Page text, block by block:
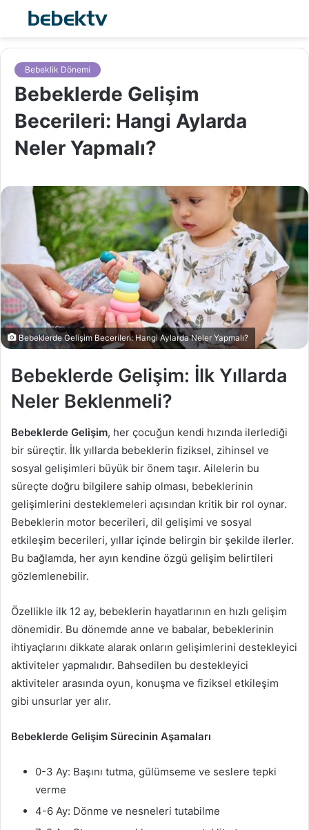
Bebeklik Dönemi
Bebeklerde Gelişim
Becerileri: Hangi Aylarda
Neler Yapmalı?
Bebeklerde Gelişim Becerileri: Hangi Aylarda Neler Yapmalı?
Bebeklerde Gelişim: İlk Yıllarda
Neler Beklenmeli?
Bebeklerde Gelişim, her çocuğun kendi hızında ilerlediği
bir süreçtir. İlk yıllarda bebeklerin fiziksel, zihinsel ve
sosyal gelişimleri büyük bir önem taşır. Ailelerin bu
süreçte doğru bilgilere sahip olması, bebeklerinin
gelişimlerini desteklemeleri açısından kritik bir rol oynar.
Bebeklerin motor becerileri, dil gelişimi ve sosyal
etkileşim becerileri, yıllar içinde belirgin bir şekilde ilerler.
Bu bağlamda, her ayın kendine özgü gelişim belirtileri
gözlemlenebilir.
Özellikle ilk 12 ay, bebeklerin hayatlarının en hızlı gelişim
dönemidir. Bu dönemde anne ve babalar, bebeklerinin
ihtiyaçlarını dikkate alarak onların gelişimlerini destekleyici
aktiviteler yapmalıdır. Bahsedilen bu destekleyici
aktiviteler arasında oyun, konuşma ve fiziksel etkileşim
gibi unsurlar yer alır.
Bebeklerde Gelişim Sürecinin Aşamaları
0-3 Ay: Başını tutma, gülümseme ve seslere tepki
verme
4-6 Ay: Dönme ve nesneleri tutabilme